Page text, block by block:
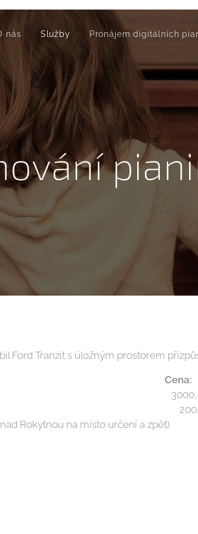
nás Služby Pronájem digitálních
Ford Tranzit s úložným prostorem
Cena:
3000,-
patro 200,-
nad Rokytnou na místo určení a